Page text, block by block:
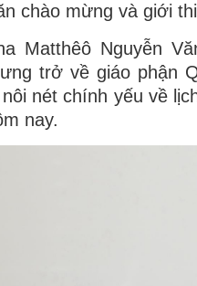
chào mừng và giới
Matthêô Nguyễn
trở về giáo phận
nét chính yếu về
nay.